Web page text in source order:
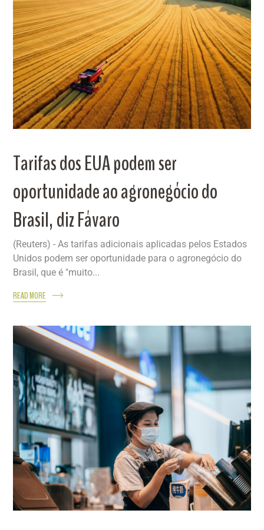
Tarifas dos EUA podem ser
oportunidade ao agronegócio do
Brasil, diz Fávaro
(Reuters) - As tarifas adicionais aplicadas pelos Estados
Unidos podem ser oportunidade para o agronegócio do
Brasil, que é "muito...
READ MORE